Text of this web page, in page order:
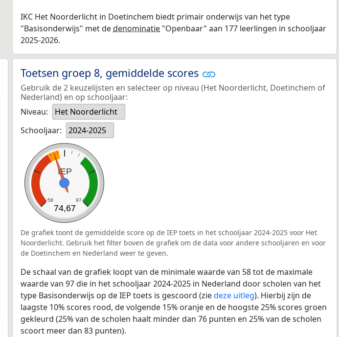
IKC Het Noorderlicht in Doetinchem biedt primair onderwijs van het type
"Basisonderwijs" met dedenominatie "Openbaar" aan 177 leerlingen in schooljaar
2025-2026.
Toetsen groep 8, gemiddelde scores
Gebruik de 2 keuzelijsten en selecteer op niveau (Het Noorderlicht, Doetinchem of
Nederland) en op schooljaar:
Niveau:
Het Noorderlicht
Schooljaar:
2024-2025
IEP
58 97
74,67
De grafiek toont de gemiddelde score op de IEP toets in het schooljaar 2024-2025 voor Het
Noorderlicht. Gebruik het filter boven de grafiek om de data voor andere schooljaren en voor
de Doetinchem en Nederland weer te geven.
De schaal van de grafiek loopt van de minimale waarde van 58 tot de maximale
waarde van 97 die in het schooljaar 2024-2025 in Nederland door scholen van het
type Basisonderwijs op de IEP toets is gescoord (ziedeze uitleg). Hierbij zijn de
laagste 10% scores rood, de volgende 15% oranje en de hoogste 25% scores groen
gekleurd (25% van de scholen haalt minder dan 76 punten en 25% van de scholen
scoort meer dan 83 punten).